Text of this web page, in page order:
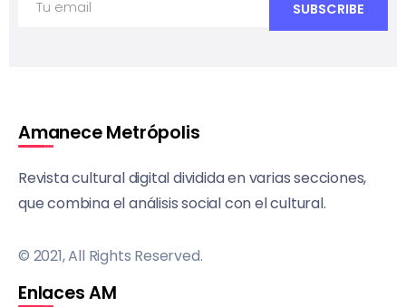
Amanece Metrópolis
Revista cultural digital dividida en varias secciones,
que combina el análisis social con el cultural.
© 2021, All Rights Reserved.
Enlaces AM